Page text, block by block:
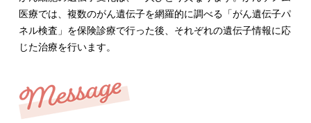
医療では、複数のがん遺伝子を網羅的に調べる「がん遺伝子パ
ネル検査」を保険診療で行った後、それぞれの遺伝子情報に応
じた治療を行います。